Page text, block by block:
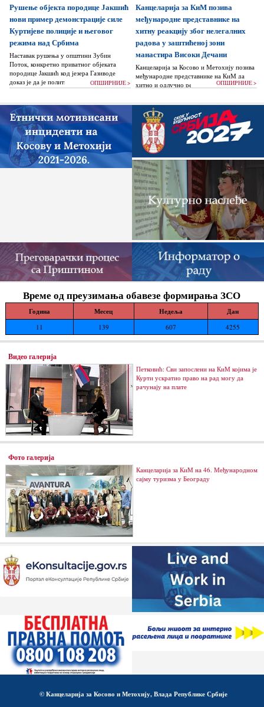
жигоше...
Рушење објекта породице Јакшић
нови пример демонстрације силе
Куртијеве полиције и његовог
режима над Србима
Наставак рушења у општини Зубин
Поток, конкретно приватног објеката
породице Јакшић код језера Газиводе
доказ је да је политика Аљбина Куртија...
ОПШИРНИЈЕ >
Канцеларија за КиМ позива
међународне представнике на
хитну реакцију због нелегалних
радова у заштићеној зони
манастира Високи Дечани
Канцеларија за Косово и Метохију позива
међународне представнике на КиМ да
хитно и одлучно реагују и да без
нелегалних грађевинских...
ОПШИРНИЈЕ >
Време од преузимања обавезе формирања ЗСО
Година Месец Недеља Дан
11 139 607 4255
Видео галерија
Петковић: Сви запослени на КиМ којима је
Курти ускратио право на рад могу да
рачунају на плате
Фото галерија
Канцеларија за КиМ на 46. Међународном
сајму туризма у Београду
© Канцеларија за Косово и Метохију, Влада Републике Србије